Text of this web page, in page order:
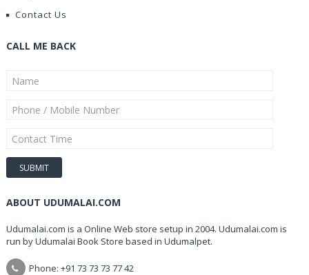
Contact Us
CALL ME BACK
ABOUT UDUMALAI.COM
Udumalai.com is a Online Web store setup in 2004. Udumalai.com is
run by Udumalai Book Store based in Udumalpet.
Phone: +91 73 73 73 77 42